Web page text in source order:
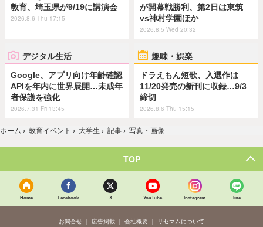
教育、埼玉県が9/19に講演会
2026.8.6 Thu 17:15
が開幕戦勝利、第2日は東筑
vs神村学園ほか
2026.8.5 Wed 20:32
デジタル生活
Google、アプリ向け年齢確認
APIを年内に世界展開…未成年
者保護を強化
2026.7.31 Fri 13:45
趣味・娯楽
ドラえもん短歌、入選作は
11/20発売の新刊に収録…9/3
締切
2026.8.6 Thu 15:15
ホーム › 教育イベント › 大学生 › 記事 › 写真・画像
TOP
Home Facebook X YouTube Instagram line
お問合せ 広告掲載 会社概要
リセマムについて